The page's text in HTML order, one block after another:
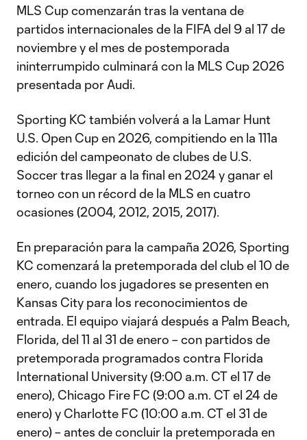
MLS Cup comenzarán tras la ventana de
partidos internacionales de la FIFA del 9 al 17 de
noviembre y el mes de postemporada
ininterrumpido culminará con la MLS Cup 2026
presentada por Audi.
Sporting KC también volverá a la Lamar Hunt
U.S. Open Cup en 2026, compitiendo en la 111ª
edición del campeonato de clubes de U.S.
Soccer tras llegar a la final en 2024 y ganar el
torneo con un récord de la MLS en cuatro
ocasiones (2004, 2012, 2015, 2017).
En preparación para la campaña 2026, Sporting
KC comenzará la pretemporada del club el 10 de
enero, cuando los jugadores se presenten en
Kansas City para los reconocimientos de
entrada. El equipo viajará después a Palm Beach,
Florida, del 11 al 31 de enero – con partidos de
pretemporada programados contra Florida
International University (9:00 a.m. CT el 17 de
enero), Chicago Fire FC (9:00 a.m. CT el 24 de
enero) y Charlotte FC (10:00 a.m. CT el 31 de
enero) – antes de concluir la pretemporada en